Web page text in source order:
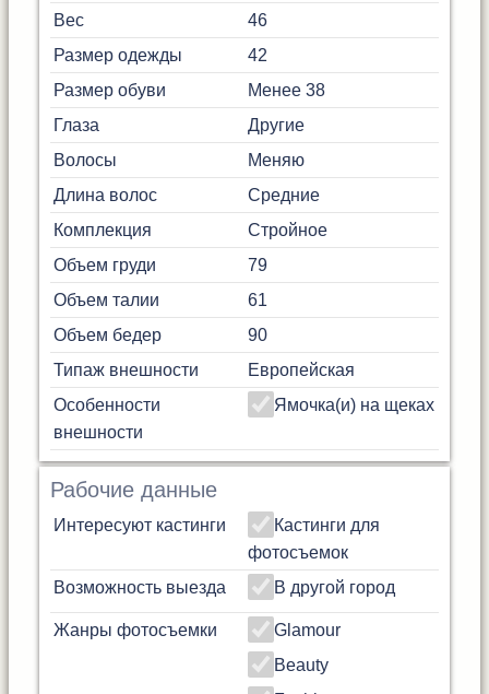
Вес
46
Размер одежды
42
Размер обуви
Менее 38
Глаза
Другие
Волосы
Меняю
Длина волос
Средние
Комплекция
Стройное
Объем груди
79
Объем талии
61
Объем бедер
90
Типаж внешности
Европейская
Особенности
внешности
Ямочка(и) на щеках
Рабочие данные
Интересуют кастинги
Кастинги для
фотосъемок
Возможность выезда
В другой город
Жанры фотосъемки
Glamour
Beauty